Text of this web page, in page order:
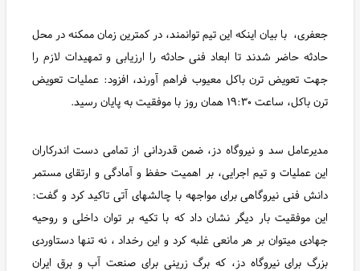
جعفری، با بیان اینکه این تیم توانمند، در کمترین زمان ممکنه در محل
حادثه حاضر شدند تا ابعاد فنی حادثه را ارزیابی و تمهیدات لازم را
جهت تعویض ترن باکل معیوب فراهم آورند، افزود: عملیات تعویض
ترن باکل، ساعت ۱۹:۳۰ همان روز با موفقیت به پایان رسید.
مدیرعامل سد و نیروگاه دز، ضمن قدردانی از تمامی دست اندرکاران
این عملیات و تیم اجرایی، بر اهمیت حفظ و آمادگی و ارتقای مستمر
دانش فنی نیروگاهی برای مواجهه با چالشهای آتی تاکید کرد و گفت:
این موفقیت بار دیگر نشان داد که با تکیه بر توان داخلی و روحیه
جهادی میتوان بر هر مانعی غلبه کرد و این رخداد ، نه تنها دستاوردی
بزرگ برای نیروگاه دز، که برگ زرینی برای صنعت آب و برق ایران